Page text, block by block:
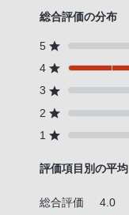
総合評価の分布
5
4
3
2
1
評価項目別の平均
総合評価 4.0